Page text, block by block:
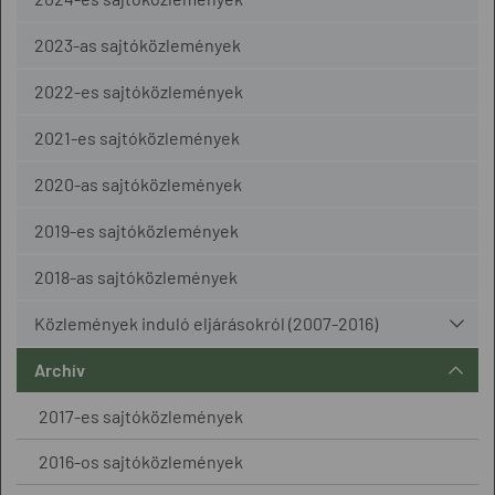
2023-as sajtóközlemények
2022-es sajtóközlemények
2021-es sajtóközlemények
2020-as sajtóközlemények
2019-es sajtóközlemények
2018-as sajtóközlemények
Közlemények induló eljárásokról (2007-2016)
Archív
2017-es sajtóközlemények
2016-os sajtóközlemények